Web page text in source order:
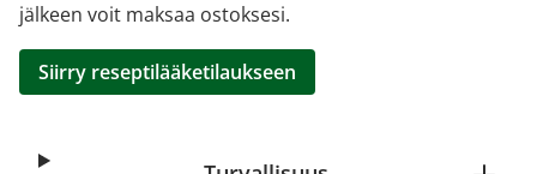
jälkeen voit maksaa ostoksesi.
Siirry reseptilääketilaukseen